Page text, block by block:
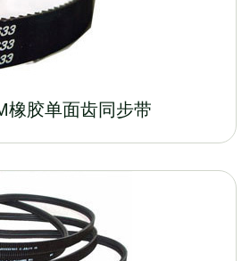
橡胶单面齿同步带